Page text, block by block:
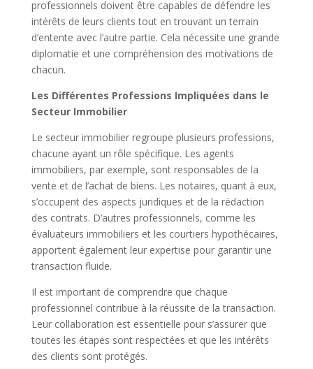
professionnels doivent être capables de défendre les
intérêts de leurs clients tout en trouvant un terrain
d’entente avec l’autre partie. Cela nécessite une grande
diplomatie et une compréhension des motivations de
chacun.
Les Différentes Professions Impliquées dans le
Secteur Immobilier
Le secteur immobilier regroupe plusieurs professions,
chacune ayant un rôle spécifique. Les agents
immobiliers, par exemple, sont responsables de la
vente et de l’achat de biens. Les notaires, quant à eux,
s’occupent des aspects juridiques et de la rédaction
des contrats. D’autres professionnels, comme les
évaluateurs immobiliers et les courtiers hypothécaires,
apportent également leur expertise pour garantir une
transaction fluide.
Il est important de comprendre que chaque
professionnel contribue à la réussite de la transaction.
Leur collaboration est essentielle pour s’assurer que
toutes les étapes sont respectées et que les intérêts
des clients sont protégés.